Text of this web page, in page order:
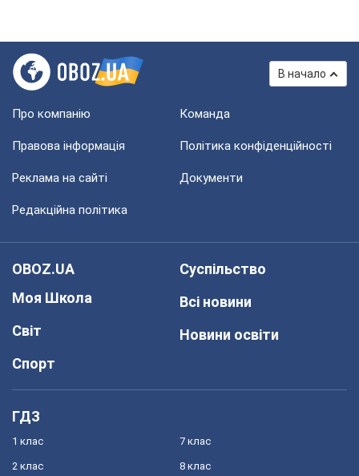
В начало
Про компанію Команда
Правова інформація Політика конфіденційності
Реклама на сайті Документи
Редакційна політика
OBOZ.UA
Моя Школа
Світ
Спорт
Суспільство
Всі новини
Новини освіти
ГДЗ
1 клас
2 клас
7 клас
8 клас